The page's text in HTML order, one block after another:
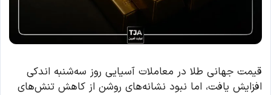
قیمت جهانی طلا در معاملات آسیایی روز سه‌شنبه اندکی
افزایش یافت، اما نبود نشانه‌های روشن از کاهش تنش‌های